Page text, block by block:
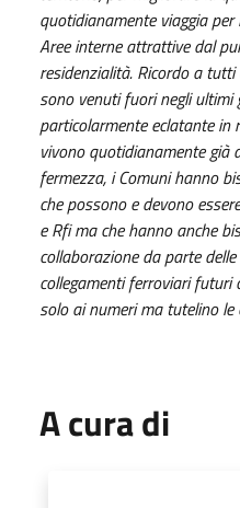
quotidianamente viaggia
Aree interne attrattive dal
residenzialità. Ricordo a
sono venuti fuori negli ultimi
particolarmente eclatante
vivono quotidianamente già
fermezza, i Comuni hanno
che possono e devono
e Rfi ma che hanno anche
collaborazione da parte
collegamenti ferroviari futuri
solo ai numeri ma tutelino
A cura di